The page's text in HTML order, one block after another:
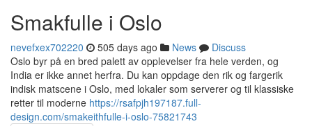
Smakfulle i Oslo
nevefxex702220 505 days ago News
Discuss
Oslo byr på en bred palett av opplevelser fra hele verden, og
India er ikke annet herfra. Du kan oppdage den rik og fargerik
indisk matscene i Oslo, med lokaler som serverer og til klassiske
retter til moderne https://rsafpjh197187.full-
design.com/smakeithfulle-i-oslo-75821743